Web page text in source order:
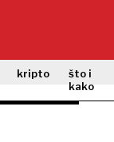
kripto
što i
kako